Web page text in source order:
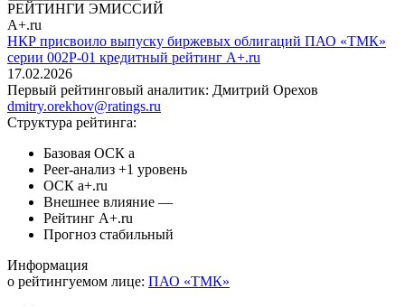
РЕЙТИНГИ ЭМИССИЙ
A+.ru
НКР присвоило выпуску биржевых облигаций ПАО «ТМК»
серии 002Р-01 кредитный рейтинг A+.ru
17.02.2026
Первый рейтинговый аналитик: Дмитрий Орехов
dmitry.orekhov@ratings.ru
Структура рейтинга:
Базовая ОСК a
Peer-анализ +1 уровень
ОСК a+.ru
Внешнее влияние —
Рейтинг A+.ru
Прогноз стабильный
Информация
о рейтингуемом лице: ПАО «ТМК»